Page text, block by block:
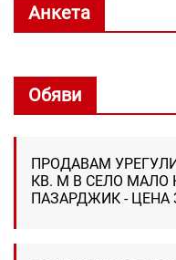
Анкета
Обяви
ПРОДАВАМ
КВ. М В СЕЛО МАЛО
ПАЗАРДЖИК - ЦЕНА